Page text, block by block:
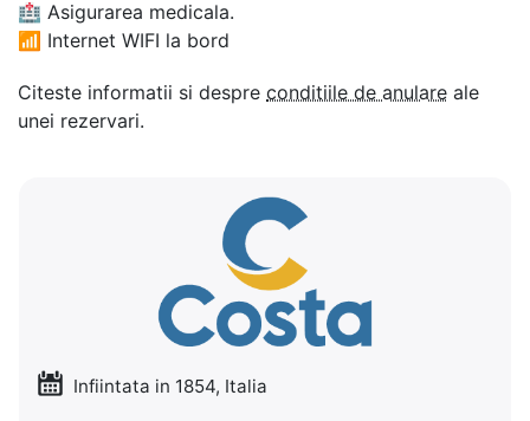
🏥 Asigurarea medicala.
📶 Internet WIFI la bord
Citeste informatii si despre conditiile de anulare ale
unei rezervari.
Infiintata in 1854, Italia